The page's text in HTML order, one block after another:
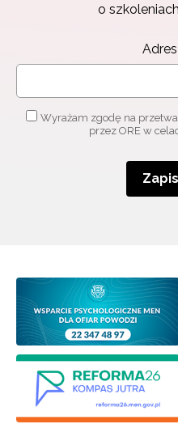
o
Wyrażam zgodę na
przez ORE w